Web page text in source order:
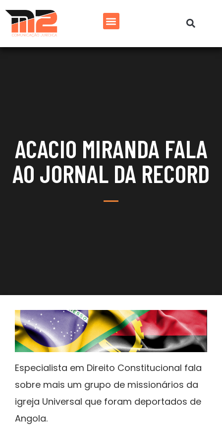
ACACIO MIRANDA FALA
AO JORNAL DA RECORD
Especialista em Direito Constitucional fala
sobre mais um grupo de missionários da
igreja Universal que foram deportados de
Angola.